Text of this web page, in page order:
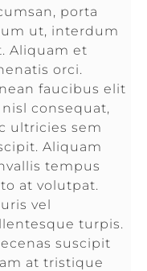
porta
ut, interdum
Aliquam et
orci.
faucibus elit
consequat,
ultricies sem
Aliquam
tempus
at volutpat.
vel
turpis.
suscipit
at tristique